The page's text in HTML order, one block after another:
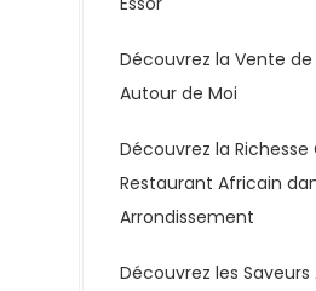
Découvrez la Vente
Autour de Moi
Découvrez la Richesse
Restaurant Africain
Arrondissement
Découvrez les Saveurs